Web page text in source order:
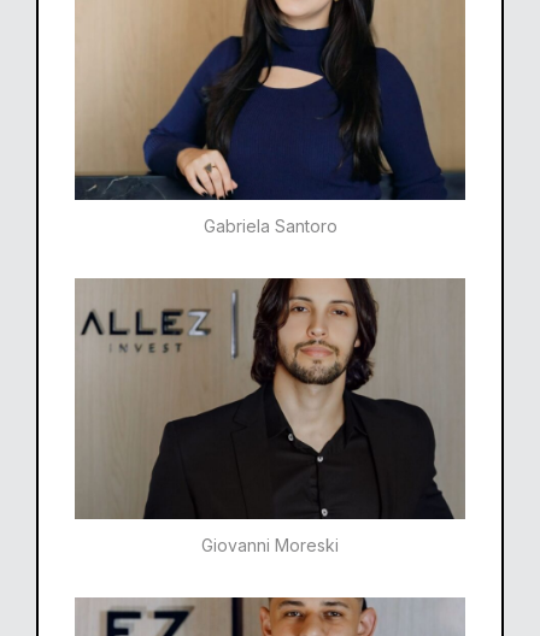
Gabriela Santoro​
Giovanni Moreski